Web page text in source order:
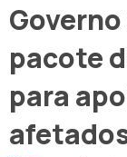
pacote
para